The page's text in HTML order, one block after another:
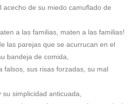
acecho de su miedo camuflado de
a las familias, maten a las familias!
las parejas que se acurrucan en el
bandeja de comida,
falsos, sus risas forzadas, su mal
simplicidad anticuada,